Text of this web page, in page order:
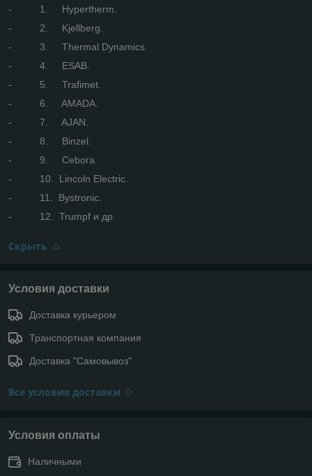
- 1. Hypertherm.
- 2. Kjellberg.
- 3. Thermal Dynamics.
- 4. ESAB.
- 5. Trafimet.
- 6. AMADA.
- 7. AJAN.
- 8. Binzel.
- 9. Cebora.
- 10. Lincoln Electric.
- 11. Bystronic.
- 12. Trumpf и др.
Скрыть
Условия доставки
Доставка курьером
Транспортная компания
Доставка "Самовывоз"
Все условия доставки
Условия оплаты
Наличными